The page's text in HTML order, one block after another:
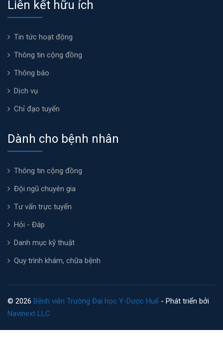
Liên kết hữu ích
Tin tức hoạt động
Thông tin cộng đồng
Thông báo
Dịch vụ
Chỉ đạo tuyến
Dành cho bệnh nhân
Thông tin cộng đồng
Đội ngũ chuyên gia
Tư vấn trực tuyến
Hỏi - Đáp
Danh mục kỹ thuật
Quy trình khám, chữa bệnh
© 2026 Bệnh viện Trường Đại học Y-Dược Huế - Phát triển bởi
Navinext LLC